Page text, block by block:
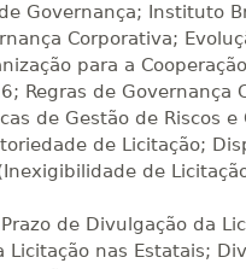
Visualizar
Visualizar
Visualizar
Governança; Instituto
Corporativa;
para a
Regras de Governança
de Gestão de Riscos
de Licitação;
de
de Divulgação da
Licitação nas Estatais;